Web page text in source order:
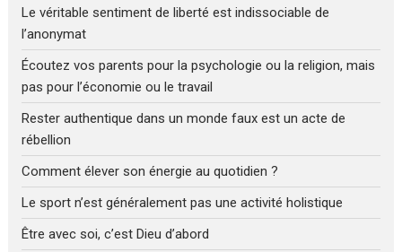
Le véritable sentiment de liberté est indissociable de
l’anonymat
Écoutez vos parents pour la psychologie ou la religion, mais
pas pour l’économie ou le travail
Rester authentique dans un monde faux est un acte de
rébellion
Comment élever son énergie au quotidien ?
Le sport n’est généralement pas une activité holistique
Être avec soi, c’est Dieu d’abord